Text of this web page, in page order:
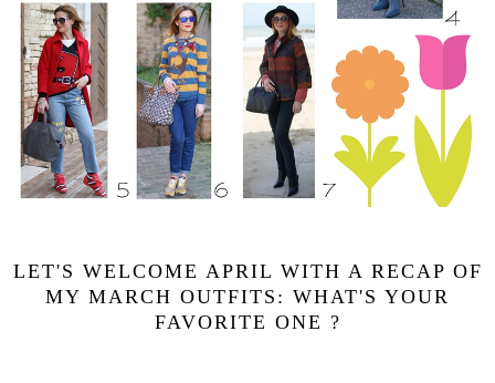
LET'S WELCOME APRIL WITH A RECAP OF
MY MARCH OUTFITS: WHAT'S YOUR
FAVORITE ONE ?